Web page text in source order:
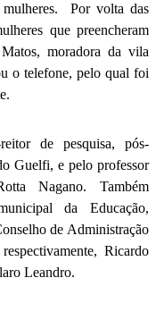
mulheres. Por volta das
que preencheram
moradora da vila
o telefone, pelo qual foi
de pesquisa, pós-
Guelfi, e pelo professor
Nagano. Também
da Educação,
de Administração
Ricardo
Leandro.